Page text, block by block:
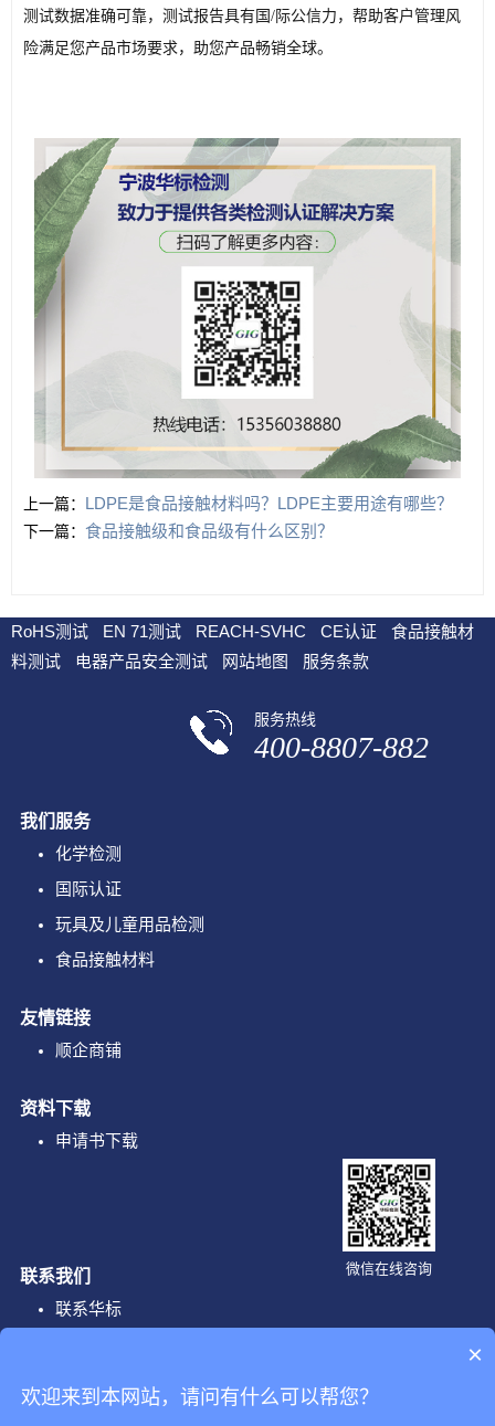
测试数据准确可靠，测试报告具有国/际公信力，帮助客户管理风
险满足您产品市场要求，助您产品畅销全球。
上一篇： LDPE是食品接触材料吗？LDPE主要用途有哪些？
下一篇： 食品接触级和食品级有什么区别？
RoHS测试 EN 71测试 REACH-SVHC CE认证
食品接触材
料测试
电器产品安全测试 网站地图 服务条款
服务热线
400-8807-882
我们服务
化学检测
国际认证
玩具及儿童用品检测
食品接触材料
友情链接
顺企商铺
资料下载
申请书下载
微信在线咨询
联系我们
联系华标
info@gig-lab.com
×
欢迎来到本网站，请问有什么可以帮您？